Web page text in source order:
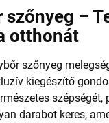
szőnyeg –
otthonát
szőnyeg
kiegészítő
darabot keres,